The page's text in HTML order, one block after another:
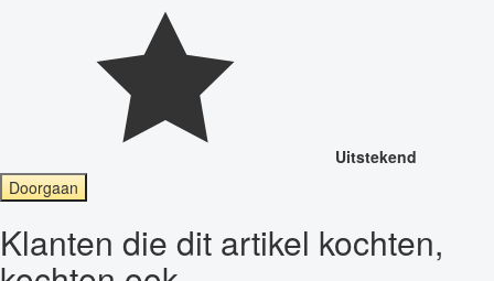
Uitstekend
Doorgaan
Klanten die dit artikel kochten,